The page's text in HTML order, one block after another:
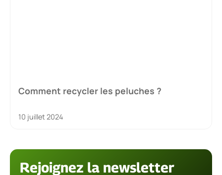
Comment recycler les peluches ?
10 juillet 2024
Rejoignez la newsletter